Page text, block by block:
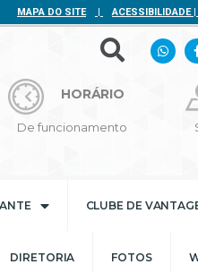
MAPA DO SITE | ACESSIBILIDADE|
HORÁRIO
De funcionamento
CLUBE DE
DIRETORIA FOTOS